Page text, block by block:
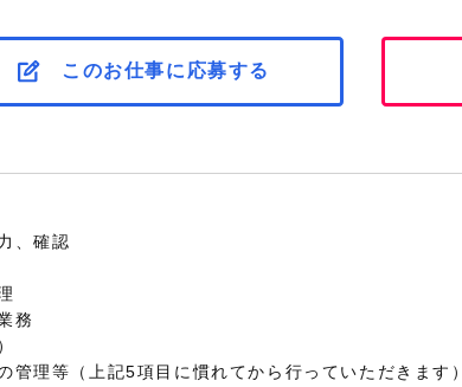
このお仕事に応募する
、確認
務
理等（上記5項目に慣れてから行っていただきます）